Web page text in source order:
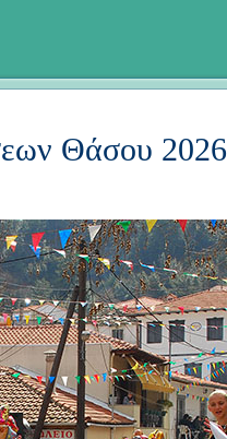
Θάσου 2026